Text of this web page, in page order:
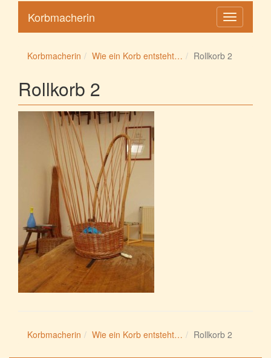
Toggle
navigation
Korbmacherin
Korbmacherin Wie ein Korb entsteht… Rollkorb 2
Rollkorb 2
Korbmacherin Wie ein Korb entsteht… Rollkorb 2